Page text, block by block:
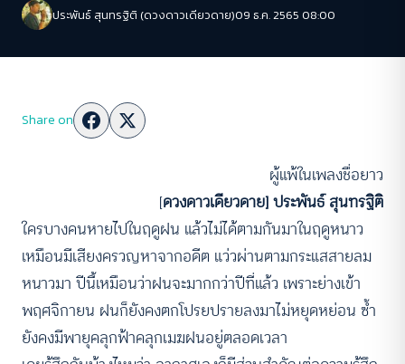
ประพันธ์ สุนทรฐิติ (ดวงดาวเดียวดาย)09 ธ.ค. 2565 08:00
Share on
ผู้แพ้ในเพลงชื่อยาว
[ดวงดาวเดียวดาย] ประพันธ์ สุนทรฐิติ
ใครบางคนหายไปในฤดูฝน แล้วไม่ได้ตามกันมาในฤดูหนาว
เหมือนมีเสียงครวญหาจากอดีต แว่วผ่านตามกระแสสายลม
หนาวมา ปีนี้เหมือนว่าฝนจะมากกว่าปีที่แล้ว เพราะย่างเข้า
พฤศจิกายน ฝนก็ยังคงตกโปรยปรายลงมาไม่หยุดหย่อน ซ้ำ
ยังคงมีพายุคลุกฟ้าคลุกเมฆฝนอยู่ตลอดเวลา